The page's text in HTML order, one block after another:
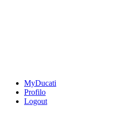
MyDucati
Profilo
Logout